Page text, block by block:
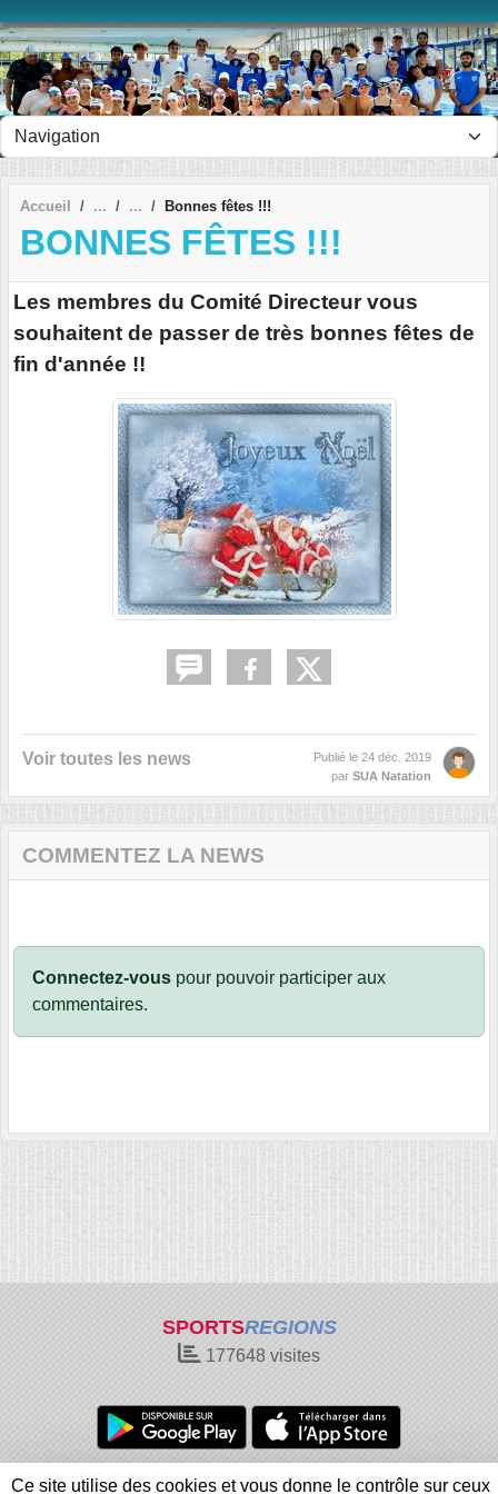
Accueil Bonnes fêtes !!!
BONNES FÊTES !!!
Les membres du Comité Directeur vous
souhaitent de passer de très bonnes fêtes de
fin d'année !!
Voir toutes les news Publié le 24 déc. 2019
par SUA Natation
COMMENTEZ LA NEWS
Connectez-vous pour pouvoir participer aux
commentaires.
SPORTSREGIONS
177648 visites
Charte cookies Gestion des cookies
Ce site utilise des cookies et vous donne le contrôle sur ceux